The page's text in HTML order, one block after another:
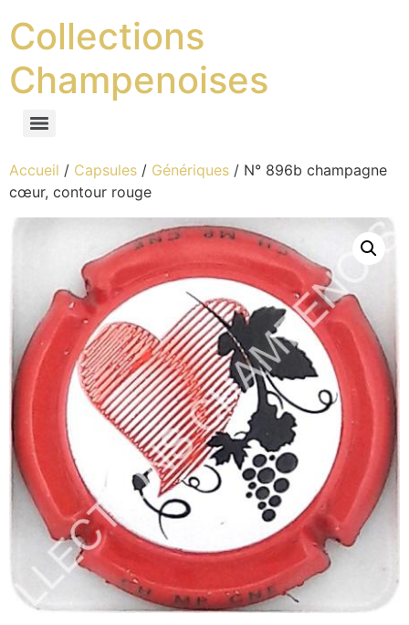
Collections
Champenoises
Accueil / Capsules / Génériques / N° 896b champagne
cœur, contour rouge